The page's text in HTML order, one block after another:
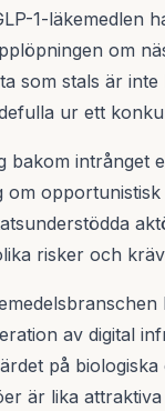
1-läkemedlen
om
som stals är
ur ett
bakom intrånget
om
risker och
av digital
på
är lika